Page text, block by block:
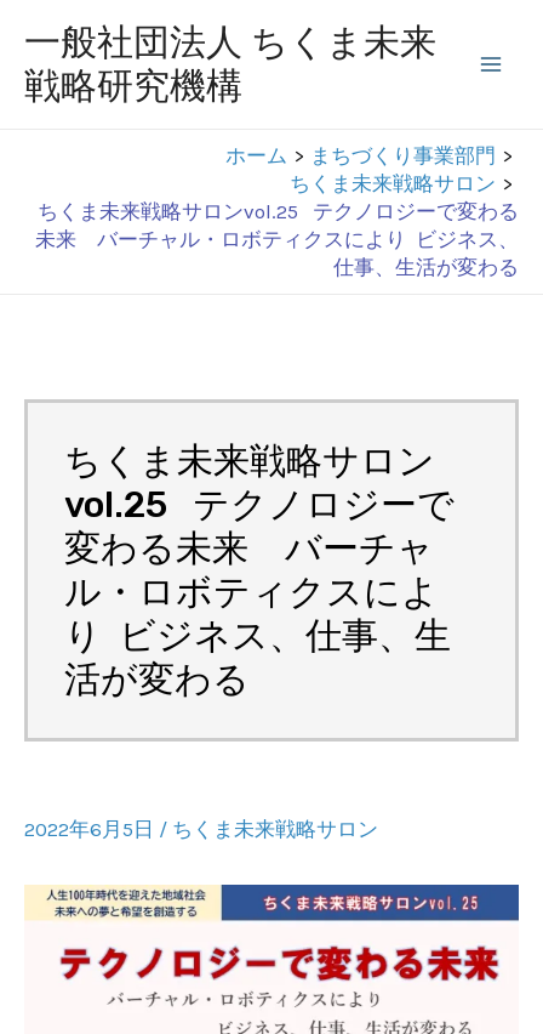
一般社団法人 ちくま未来
戦略研究機構
ホーム
まちづくり事業部門
ちくま未来戦略サロン
ちくま未来戦略サロンvol.25 テクノロジーで変わる
未来 バーチャル・ロボティクスにより ビジネス、
仕事、生活が変わる
ちくま未来戦略サロン
vol.25 テクノロジーで
変わる未来 バーチャ
ル・ロボティクスによ
り ビジネス、仕事、生
活が変わる
2022年6月5日 / ちくま未来戦略サロン